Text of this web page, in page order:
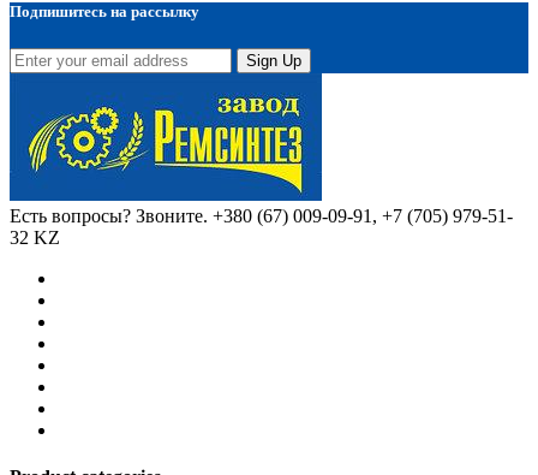
Подпишитесь на рассылку
Sign Up
Есть вопросы? Звоните. +380 (67) 009-09-91, +7 (705) 979-51-
32 KZ